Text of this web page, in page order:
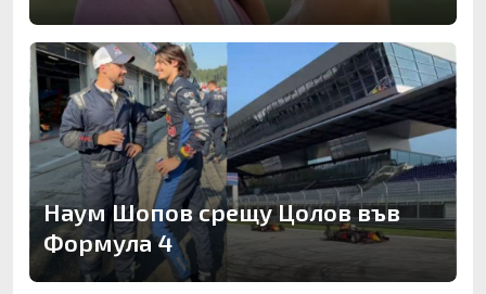
Наум Шопов срещу Цолов във
Формула 4